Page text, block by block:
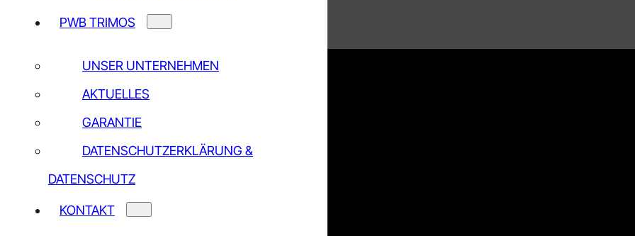
PWB TRIMOS
UNSER UNTERNEHMEN
AKTUELLES
GARANTIE
DATENSCHUTZERKLÄRUNG &
DATENSCHUTZ
KONTAKT
UNSERE KONTAKTDATEN
TRIMOS SA
Av de Longemalle 5